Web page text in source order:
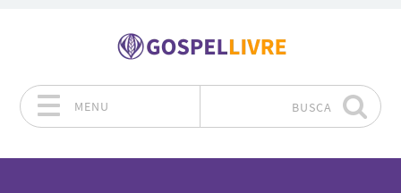
MENU BUSCA